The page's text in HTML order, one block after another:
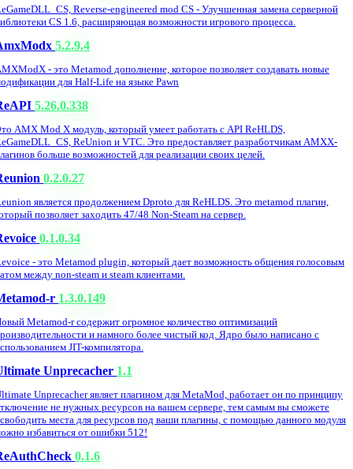
Reverse-engineered mod CS - Улучшенная замена серверной
CS 1.6, расширяющая возможности игрового процесса.
5.2.9.4
- это Metamod дополнение, которое позволяет создавать новые
для Half-Life на языке Pawn
5.26.0.338
AMX Mod X модуль, который умеет работать с API ReHLDS,
ReUnion и VTC. Это предоставляет разработчикам AMXX-
больше возможностей для реализации своих целей.
0.2.0.27
является продолжением Dproto для ReHLDS. Это metamod плагин,
позволяет заходить 47/48 Non-Steam на сервер.
0.1.0.34
- это Metamod plugin, который дает возможность общения голосовым
между non-steam и steam клиентами.
r 1.3.0.149
Metamod-r содержит огромное количество оптимизаций
и намного более чистый код. Ядро было написано с
JIT-компилятора.
Unprecacher 1.1
Unprecacher являет плагином для MetaMod, работает он по принципу
не нужных ресурсов на вашем сервере, тем самым вы сможете
места для ресурсов под ваши плагины, с помощью данного модуля
избавиться от ошибки 512!
0.1.6